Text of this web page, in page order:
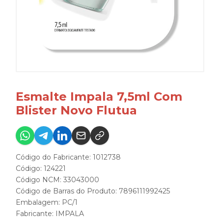
Esmalte Impala 7,5ml Com
Blister Novo Flutua
Código do Fabricante: 1012738
Código: 124221
Código NCM: 33043000
Código de Barras do Produto: 7896111992425
Embalagem: PC/1
Fabricante: IMPALA